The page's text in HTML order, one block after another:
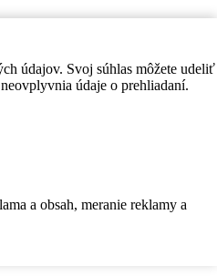
údajov. Svoj súhlas môžete udeliť
údaje o prehliadaní.
a obsah, meranie reklamy a